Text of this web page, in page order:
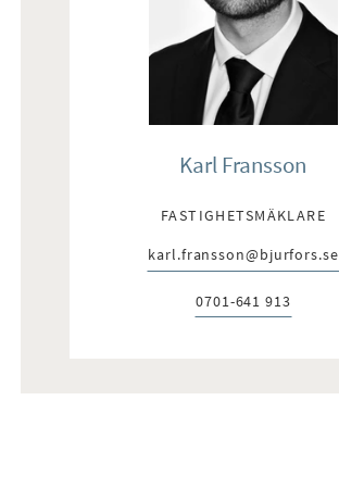
Karl Fransson
FASTIGHETSMÄKLARE
E-post:
karl.fransson@bjurfors.se
Telefon:
0701-641 913